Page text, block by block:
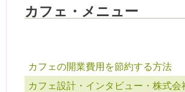
カフェ・メニュー
カフェの開業費用を節約する方法
カフェ設計・インタビュー・株式会